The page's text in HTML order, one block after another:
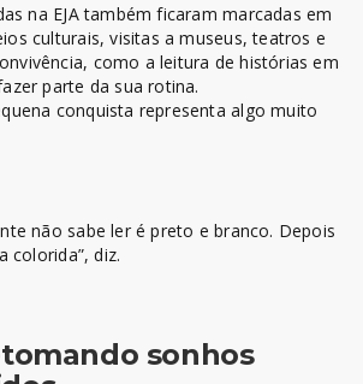
na EJA também ficaram marcadas em
culturais, visitas a museus, teatros e
como a leitura de histórias em
parte da sua rotina.
conquista representa algo muito
não sabe ler é preto e branco. Depois
colorida”, diz.
sonhos